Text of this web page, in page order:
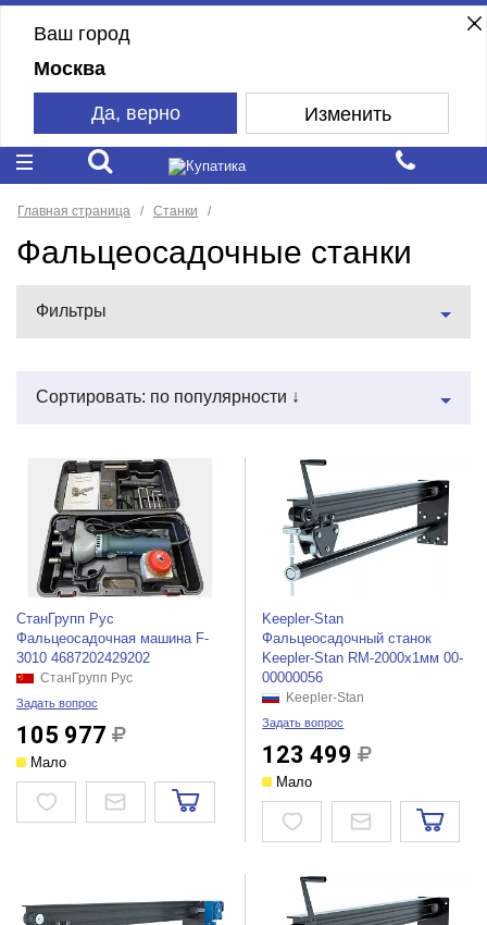
Ваш город
Москва
Да, верно Изменить
Главная страница Станки
Фальцеосадочные станки
Фильтры
Сортировать: по популярности ↓
СтанГрупп Рус
Фальцеосадочная машина F-
3010 4687202429202
СтанГрупп Рус
Задать вопрос
105 977
Мало
Keepler-Stan
Фальцеосадочный станок
Keepler-Stan RM-2000x1мм 00-
00000056
Keepler-Stan
Задать вопрос
123 499
Мало